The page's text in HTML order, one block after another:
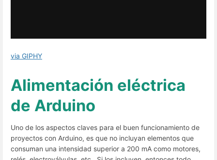
via GIPHY
Alimentación eléctrica
de Arduino
Uno de los aspectos claves para el buen funcionamiento de
proyectos con Arduino, es que no incluyan elementos que
consuman una intensidad superior a 200 mA como motores,